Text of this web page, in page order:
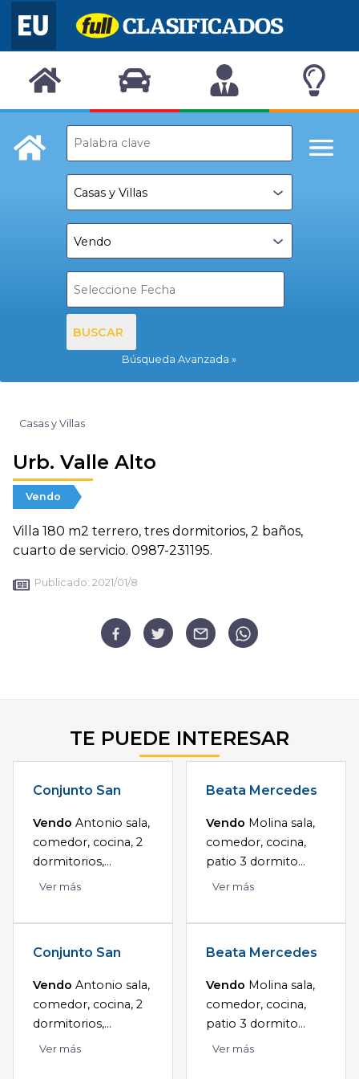
BUSCAR
Búsqueda Avanzada
Casas y Villas
Urb. Valle Alto
Vendo
Villa 180 m2 terrero, tres dormitorios, 2 baños,
cuarto de servicio. 0987-231195.
Publicado: 2021/01/8
TE PUEDE INTERESAR
Conjunto San
Vendo Antonio sala,
comedor, cocina, 2
dormitorios,...
Ver más
Beata Mercedes
Vendo Molina sala,
comedor, cocina,
patio 3 dormito...
Ver más
Conjunto San
Vendo Antonio sala,
comedor, cocina, 2
dormitorios,...
Ver más
Beata Mercedes
Vendo Molina sala,
comedor, cocina,
patio 3 dormito...
Ver más